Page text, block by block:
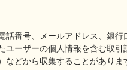
番号、メールアドレス、銀
ーザーの個人情報を含む取
どから収集することがありま